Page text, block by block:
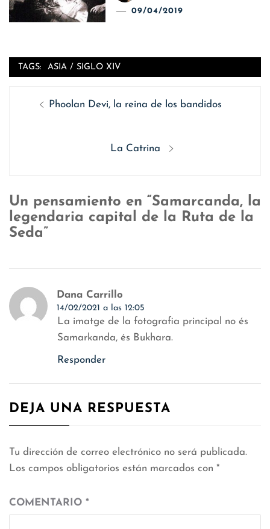
09/04/2019
TAGS: ASIA / SIGLO XIV
Navegación
Entrada
Phoolan Devi, la reina de los bandidos
Siguiente
La Catrina
Un pensamiento en “Samarcanda, la
legendaria capital de la Ruta de la
Seda”
Dana Carrillo
14/02/2021 a las 12:05
La imatge de la fotografia principal no és
Samarkanda, és Bukhara.
Responder
DEJA UNA RESPUESTA
Tu dirección de correo electrónico no será publicada.
Los campos obligatorios están marcados con *
COMENTARIO *